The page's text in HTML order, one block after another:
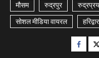
मौसम रुद्रपुर
सोशल मीडिया वायरल हरिद्वार